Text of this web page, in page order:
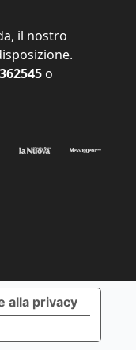
il nostro
o
alla privacy